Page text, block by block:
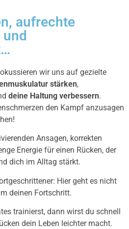
aufrechte
wir uns auf gezielte
stärken,
deine Haltung verbessern.
den Kampf anzusagen
Ansagen, korrekten
Energie für einen Rücken, der
dich im Alltag stärkt.
Hier geht es nicht
deinen Fortschritt.
trainierst, dann wirst du schnell
dein Leben leichter macht.